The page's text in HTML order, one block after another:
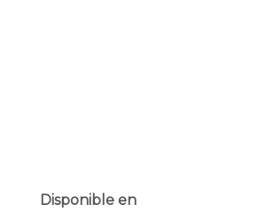
Disponible en